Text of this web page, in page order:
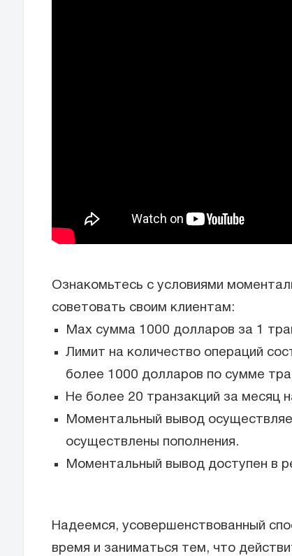
Ознакомьтесь с условиями
советовать своим клиентам:
Max сумма 1000 долларов за 1
Лимит на количество операций
более 1000 долларов по сумме
Не более 20 транзакций за месяц
Моментальный вывод
осуществлены пополнения.
Моментальный вывод доступен в
Надеемся, усовершенствованный
время и заниматься тем, что